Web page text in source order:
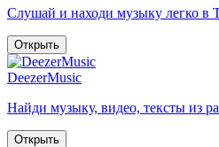
Слушай и находи музыку легко в
Открыть
DeezerMusic
Найди музыку, видео, тексты из
Открыть